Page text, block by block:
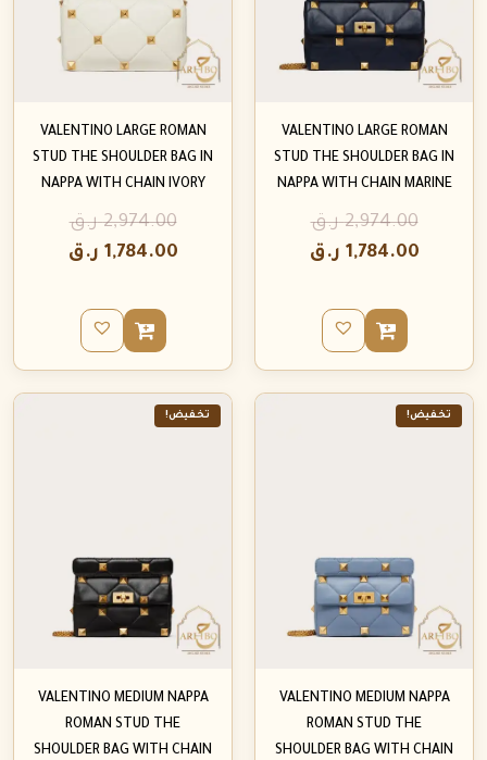
VALENTINO LARGE ROMAN
STUD THE SHOULDER BAG IN
NAPPA WITH CHAIN MARINE
2,974.00 ر.ق
1,784.00 ر.ق
VALENTINO LARGE ROMAN
STUD THE SHOULDER BAG IN
NAPPA WITH CHAIN IVORY
2,974.00 ر.ق
1,784.00 ر.ق
تخفيض!
VALENTINO MEDIUM NAPPA
ROMAN STUD THE
SHOULDER BAG WITH CHAIN
تخفيض!
VALENTINO MEDIUM NAPPA
ROMAN STUD THE
SHOULDER BAG WITH CHAIN